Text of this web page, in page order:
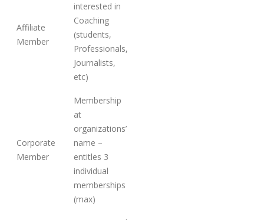
Affiliate
Member
interested in
Coaching
(students,
Professionals,
Journalists,
etc)
Corporate
Member
Membership
at
organizations’
name –
entitles 3
individual
memberships
(max)